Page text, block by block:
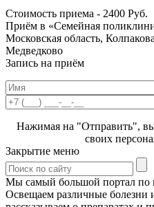
Стоимость приема - 2400 Руб.
Приём в «Семейная
Московская область,
Медведково
Запись на приём
Нажимая на "Отправить",
своих
Закрытие меню
Мы самый большой портал по
Освещаем различные болезни